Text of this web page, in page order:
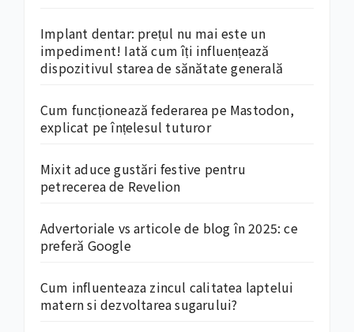
Implant dentar: prețul nu mai este un
impediment! Iată cum îți influențează
dispozitivul starea de sănătate generală
Cum funcționează federarea pe Mastodon,
explicat pe înțelesul tuturor
Mixit aduce gustări festive pentru
petrecerea de Revelion
Advertoriale vs articole de blog în 2025: ce
preferă Google
Cum influenteaza zincul calitatea laptelui
matern si dezvoltarea sugarului?